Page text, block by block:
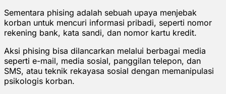
Sementara phising adalah sebuah upaya menjebak
korban untuk mencuri informasi pribadi, seperti nomor
rekening bank, kata sandi, dan nomor kartu kredit.
Aksi phising bisa dilancarkan melalui berbagai media
seperti e-mail, media sosial, panggilan telepon, dan
SMS, atau teknik rekayasa sosial dengan memanipulasi
psikologis korban.